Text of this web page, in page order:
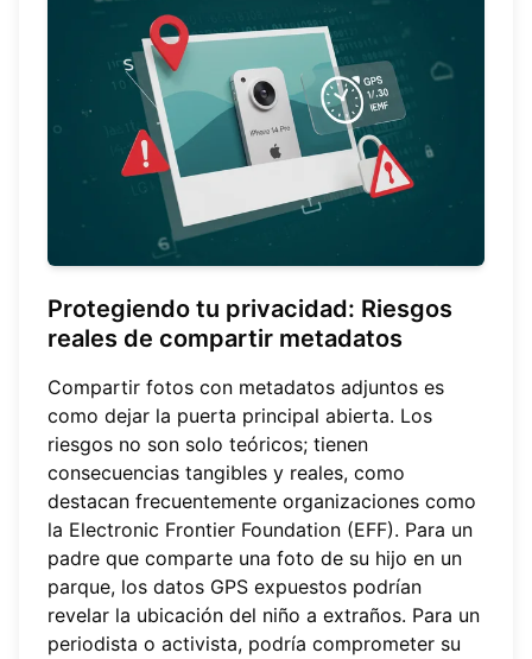
Protegiendo tu privacidad: Riesgos
reales de compartir metadatos
Compartir fotos con metadatos adjuntos es
como dejar la puerta principal abierta. Los
riesgos no son solo teóricos; tienen
consecuencias tangibles y reales, como
destacan frecuentemente organizaciones como
la Electronic Frontier Foundation (EFF). Para un
padre que comparte una foto de su hijo en un
parque, los datos GPS expuestos podrían
revelar la ubicación del niño a extraños. Para un
periodista o activista, podría comprometer su